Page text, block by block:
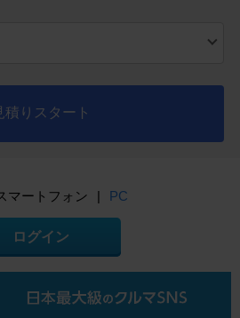
積りスタート
マートフォン | PC
ログイン